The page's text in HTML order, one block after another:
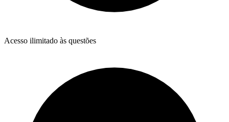
Acesso ilimitado às questões